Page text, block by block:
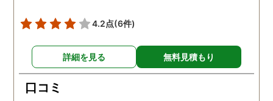
すすめです！
4.2点(6件)
詳細を見る 無料見積もり
口コミ